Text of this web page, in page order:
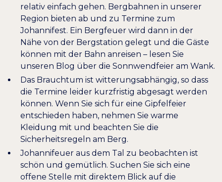
relativ einfach gehen. Bergbahnen in unserer
Region bieten ab und zu Termine zum
Johannifest. Ein Bergfeuer wird dann in der
Nähe von der Bergstation gelegt und die Gäste
können mit der Bahn anreisen – lesen Sie
unseren Blog über dieSonnwendfeier am Wank.
Das Brauchtum ist witterungsabhängig, so dass
die Termine leider kurzfristig abgesagt werden
können. Wenn Sie sich für eine Gipfelfeier
entschieden haben, nehmen Sie warme
Kleidung mit und beachten Sie die
Sicherheitsregeln am Berg.
Johannifeuer aus dem Tal zu beobachten ist
schön und gemütlich. Suchen Sie sich eine
offene Stelle mit direktem Blick auf die